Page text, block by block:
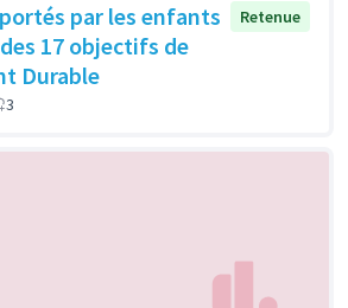
par les enfants
17 objectifs de
Durable
Retenue
3